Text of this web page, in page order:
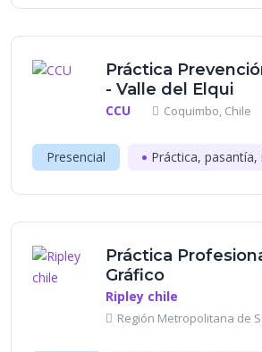
Práctica
- Valle del Elqui
CCU Coquimbo, Chile
Presencial Práctica, pasantía,
Práctica
Gráfico
Ripley chile
Región Metropolitana de